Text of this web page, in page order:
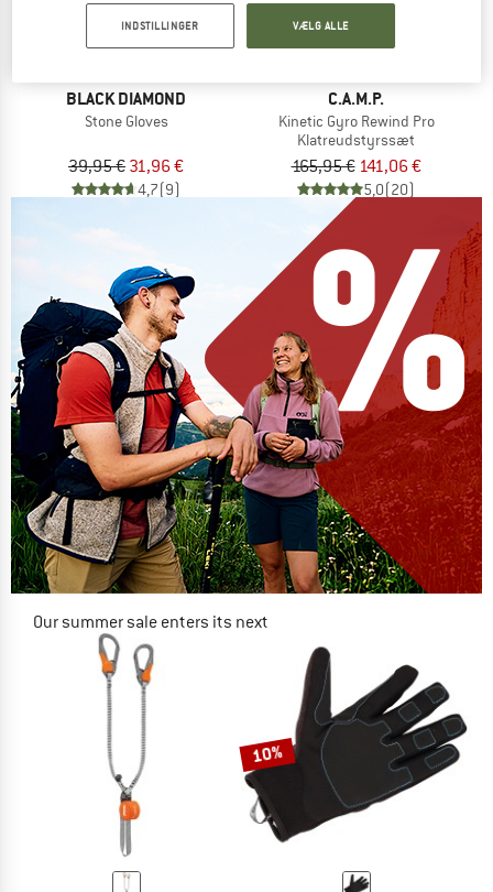
BLACK DIAMOND
Stone Gloves
39,95 € 31,96 €
4,7(9)
C.A.M.P.
Kinetic Gyro Rewind Pro
Klatreudstyrssæt
165,95 € 141,06 €
5,0(20)
Our summer sale enters its next
NOW UP TO 50% OFF
10%
INDSTILLINGER VÆLG ALLE